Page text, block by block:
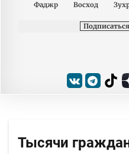
Фаджр
Восход
Тысячи